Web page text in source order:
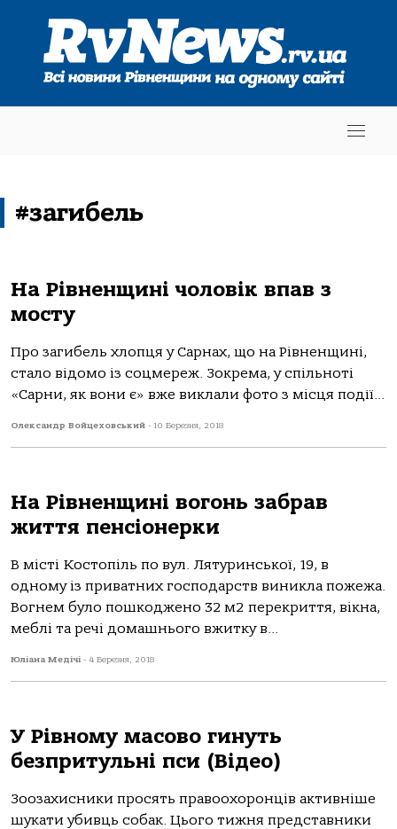
#загибель
На Рівненщині чоловік впав з
мосту
Про загибель хлопця у Сарнах, що на Рівненщині,
стало відомо із соцмереж. Зокрема, у спільноті
«Сарни, як вони є» вже виклали фото з місця події...
Олександр Войцеховський - 10 Березня, 2018
На Рівненщині вогонь забрав
життя пенсіонерки
В місті Костопіль по вул. Лятуринської, 19, в
одному із приватних господарств виникла пожежа.
Вогнем було пошкоджено 32 м2 перекриття, вікна,
меблі та речі домашнього вжитку в...
Юліана Медічі - 4 Березня, 2018
У Рівному масово гинуть
безпритульні пси (Відео)
Зоозахисники просять правоохоронців активніше
шукати убивць собак. Цього тижня представники